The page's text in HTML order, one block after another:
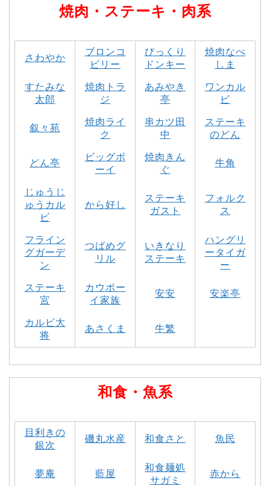
焼肉・ステーキ・肉系
さわやか
ブロンコ
ビリー
びっくり
ドンキー
焼肉なべ
しま
すたみな
太郎
焼肉トラ
ジ
あみやき
亭
ワンカル
ビ
叙々苑
焼肉ライ
ク
串カツ田
中
ステーキ
のどん
どん亭
ビッグボ
ーイ
焼肉きん
ぐ
牛角
じゅうじ
ゅうカル
ビ
から好し
ステーキ
ガスト
フォルク
ス
フライン
グガーデ
ン
つばめグ
リル
いきなり
ステーキ
ハングリ
ータイガ
ー
ステーキ
宮
カウボー
イ家族
安安 安楽亭
カルビ大
将
あさくま 牛繁
和食・魚系
目利きの
銀次
磯丸水産 和食さと 魚民
夢庵 藍屋
和食麺処
サガミ
赤から